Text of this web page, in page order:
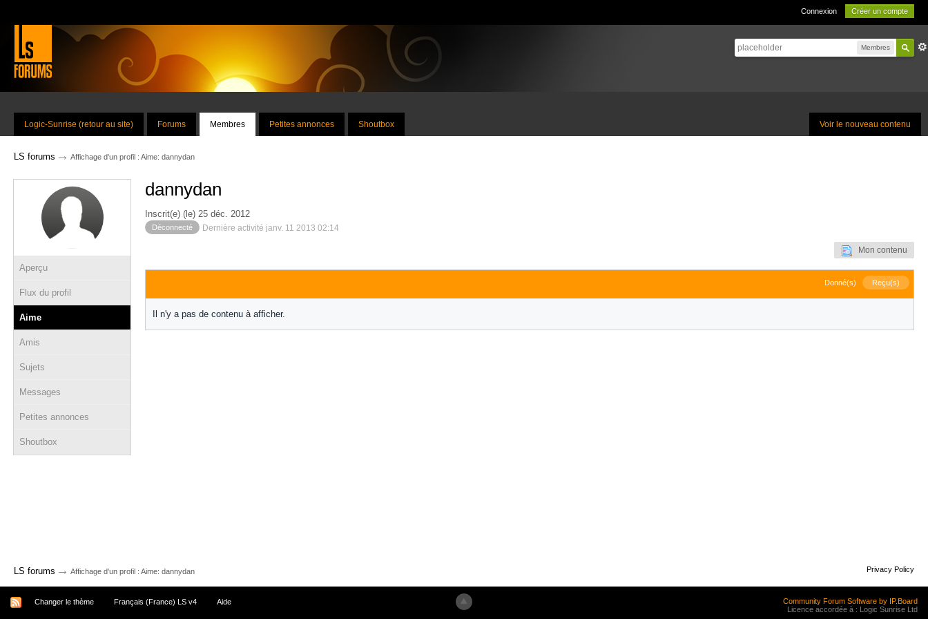
Connexion Créer un compte
Membres
Voir le nouveau contenu
Logic-Sunrise (retour au site) Forums Membres Petites annonces Shoutbox
LS forums → Affichage d'un profil : Aime: dannydan
Aperçu
Flux du profil
Aime
Amis
Sujets
Messages
Petites annonces
Shoutbox
dannydan
Inscrit(e) (le) 25 déc. 2012
Déconnecté Dernière activité janv. 11 2013 02:14
Mon contenu
Donné(s) Reçu(s)
Il n'y a pas de contenu à afficher.
LS forums → Affichage d'un profil : Aime: dannydan Privacy Policy
Changer le thème Français (France) LS v4 Aide
Community Forum Software by IP.Board
Licence accordée à : Logic Sunrise Ltd